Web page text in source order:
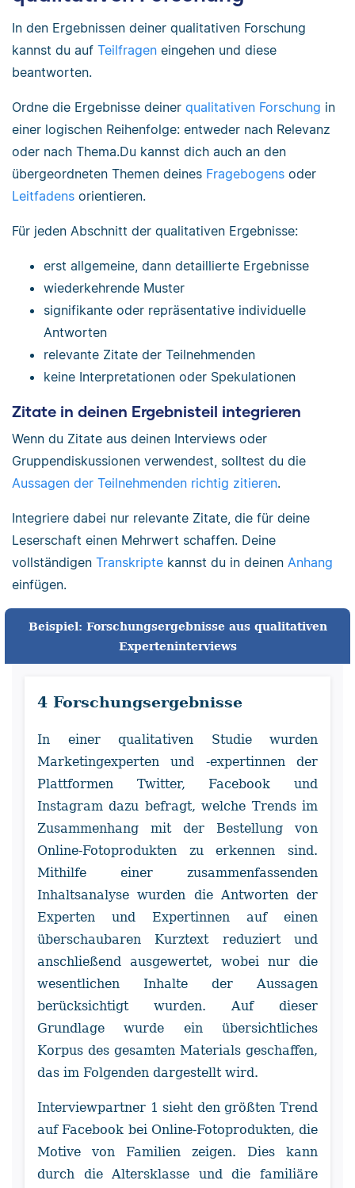
In den Ergebnissen deiner qualitativen Forschung
kannst du auf Teilfragen eingehen und diese
beantworten.
Ordne die Ergebnisse deiner qualitativen Forschung in
einer logischen Reihenfolge: entweder nach Relevanz
oder nach Thema.Du kannst dich auch an den
übergeordneten Themen deines Fragebogens oder
Leitfadens orientieren.
Für jeden Abschnitt der qualitativen Ergebnisse:
erst allgemeine, dann detaillierte Ergebnisse
wiederkehrende Muster
signifikante oder repräsentative individuelle
Antworten
relevante Zitate der Teilnehmenden
keine Interpretationen oder Spekulationen
Zitate in deinen Ergebnisteil integrieren
Wenn du Zitate aus deinen Interviews oder
Gruppendiskussionen verwendest, solltest du die
Aussagen der Teilnehmenden richtig zitieren.
Integriere dabei nur relevante Zitate, die für deine
Leserschaft einen Mehrwert schaffen. Deine
vollständigen Transkripte kannst du in deinen Anhang
einfügen.
Beispiel: Forschungsergebnisse aus qualitativen
Experteninterviews
4 Forschungsergebnisse
In einer qualitativen Studie wurden
Marketingexperten und -expertinnen der
Plattformen Twitter, Facebook und
Instagram dazu befragt, welche Trends im
Zusammenhang mit der Bestellung von
Online-Fotoprodukten zu erkennen sind.
Mithilfe einer zusammenfassenden
Inhaltsanalyse wurden die Antworten der
Experten und Expertinnen auf einen
überschaubaren Kurztext reduziert und
anschließend ausgewertet, wobei nur die
wesentlichen Inhalte der Aussagen
berücksichtigt wurden. Auf dieser
Grundlage wurde ein übersichtliches
Korpus des gesamten Materials geschaffen,
das im Folgenden dargestellt wird.
Interviewpartner 1 sieht den größten Trend
auf Facebook bei Online-Fotoprodukten, die
Motive von Familien zeigen. Dies kann
durch die Altersklasse und die familiäre